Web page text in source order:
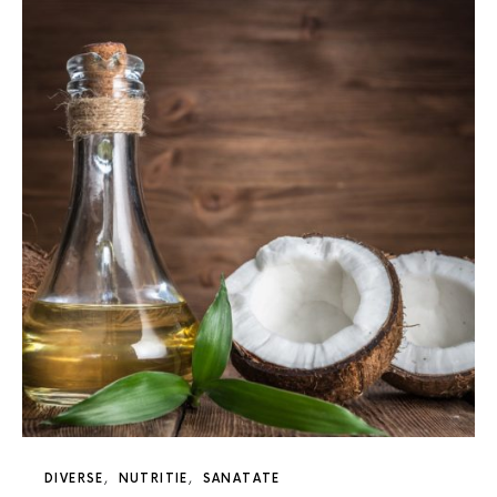
DIVERSE NUTRITIE SANATATE